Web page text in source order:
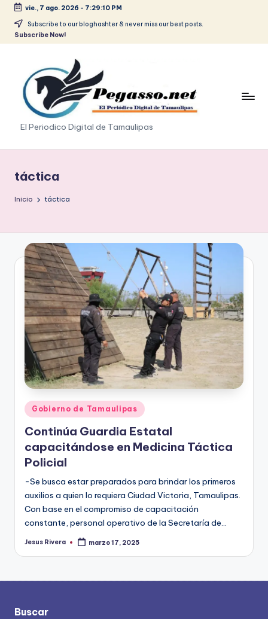
Saltar
vie., 7 ago. 2026 - 7:29:10 PM
Subscribe to our bloghashter & never miss our best posts.
Subscribe Now!
p
e
g
s
.
p
r
e
s
s
El Periodico Digital de Tamaulipas
táctica
Inicio táctica
Publicado
en
Gobierno de Tamaulipas
Continúa Guardia Estatal
capacitándose en Medicina Táctica
Policial
-Se busca estar preparados para brindar los primeros
auxilios a quien lo requiera Ciudad Victoria, Tamaulipas.
Con base en el compromiso de capacitación
constante, personal operativo de la Secretaría de…
Publicado
Jesus Rivera marzo 17, 2025
Buscar